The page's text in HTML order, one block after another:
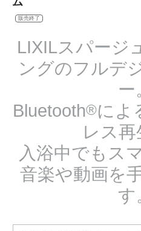
販売終了
LIXILスパージ
ングのフルデ
ー
Bluetooth®によ
レス再
入浴中でもス
音楽や動画を
す